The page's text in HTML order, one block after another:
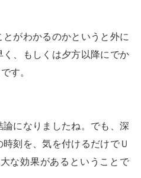
がわかるのかというと外に
、もしくは夕方以降にでか
す。
になりましたね。でも、深
刻を、気を付けるだけでＵ
な効果があるということで